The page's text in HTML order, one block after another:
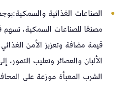
مصنعًا للصناعات السمكية،
قيمة مضافة وتعزيز الأمن
الشرب المعبأة موزعة على